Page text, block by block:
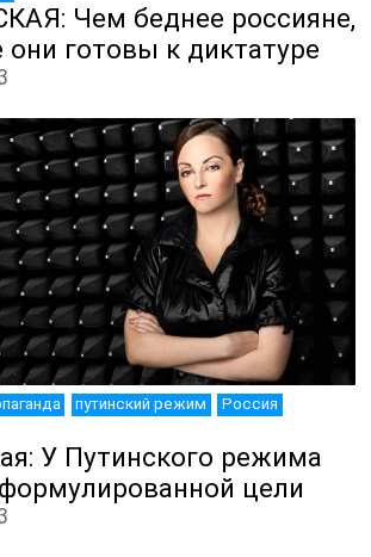
Чем беднее россияне,
готовы к диктатуре
путинский режим
Россия
У Путинского режима
цели